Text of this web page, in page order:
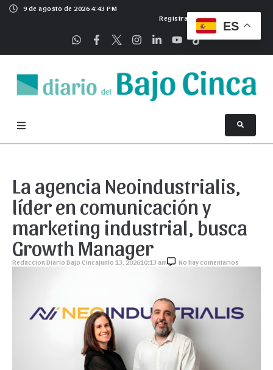
9 de agosto de 2026 4:43 PM
Registrarse
La agencia Neoindustrialis,
líder en comunicación y
marketing industrial, busca
Growth Manager
Redaccion Diario Bajo Cincajunio 13, 202610:13 am No hay comentarios
ES